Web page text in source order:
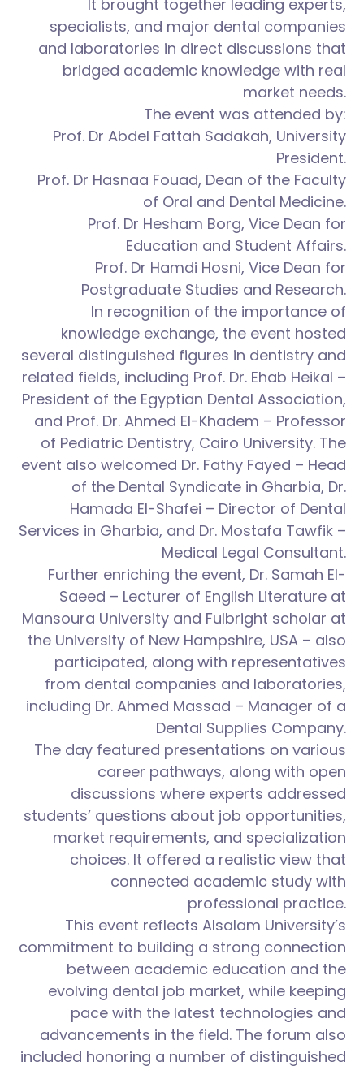
It brought together leading experts,
specialists, and major dental companies
and laboratories in direct discussions that
bridged academic knowledge with real
market needs.
The event was attended by:
Prof. Dr Abdel Fattah Sadakah, University
President.
Prof. Dr Hasnaa Fouad, Dean of the Faculty
of Oral and Dental Medicine.
Prof. Dr Hesham Borg, Vice Dean for
Education and Student Affairs.
Prof. Dr Hamdi Hosni, Vice Dean for
Postgraduate Studies and Research.
In recognition of the importance of
knowledge exchange, the event hosted
several distinguished figures in dentistry and
related fields, including Prof. Dr. Ehab Heikal –
President of the Egyptian Dental Association,
and Prof. Dr. Ahmed El-Khadem – Professor
of Pediatric Dentistry, Cairo University. The
event also welcomed Dr. Fathy Fayed – Head
of the Dental Syndicate in Gharbia, Dr.
Hamada El-Shafei – Director of Dental
Services in Gharbia, and Dr. Mostafa Tawfik –
Medical Legal Consultant.
Further enriching the event, Dr. Samah El-
Saeed – Lecturer of English Literature at
Mansoura University and Fulbright scholar at
the University of New Hampshire, USA – also
participated, along with representatives
from dental companies and laboratories,
including Dr. Ahmed Massad – Manager of a
Dental Supplies Company.
The day featured presentations on various
career pathways, along with open
discussions where experts addressed
students’ questions about job opportunities,
market requirements, and specialization
choices. It offered a realistic view that
connected academic study with
professional practice.
This event reflects Alsalam University’s
commitment to building a strong connection
between academic education and the
evolving dental job market, while keeping
pace with the latest technologies and
advancements in the field. The forum also
included honoring a number of distinguished